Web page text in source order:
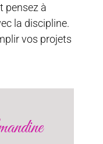
pensez à
la discipline.
vos projets